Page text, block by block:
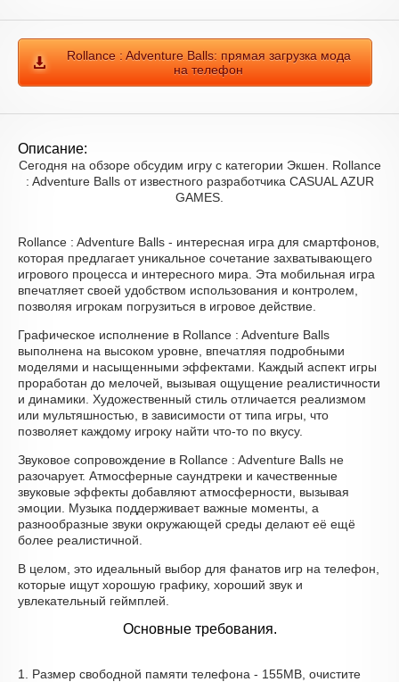
Rollance : Adventure Balls: прямая загрузка мода
на телефон
Описание:
Сегодня на обзоре обсудим игру с категории Экшен. Rollance
: Adventure Balls от известного разработчика CASUAL AZUR
GAMES.
Rollance : Adventure Balls - интересная игра для смартфонов,
которая предлагает уникальное сочетание захватывающего
игрового процесса и интересного мира. Эта мобильная игра
впечатляет своей удобством использования и контролем,
позволяя игрокам погрузиться в игровое действие.
Графическое исполнение в Rollance : Adventure Balls
выполнена на высоком уровне, впечатляя подробными
моделями и насыщенными эффектами. Каждый аспект игры
проработан до мелочей, вызывая ощущение реалистичности
и динамики. Художественный стиль отличается реализмом
или мультяшностью, в зависимости от типа игры, что
позволяет каждому игроку найти что-то по вкусу.
Звуковое сопровождение в Rollance : Adventure Balls не
разочарует. Атмосферные саундтреки и качественные
звуковые эффекты добавляют атмосферности, вызывая
эмоции. Музыка поддерживает важные моменты, а
разнообразные звуки окружающей среды делают её ещё
более реалистичной.
В целом, это идеальный выбор для фанатов игр на телефон,
которые ищут хорошую графику, хороший звук и
увлекательный геймплей.
Основные требования.
1. Размер свободной памяти телефона - 155MB, очистите